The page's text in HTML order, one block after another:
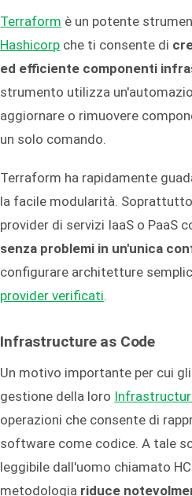
Terraform è un potente
Hashicorp che ti consente di
ed efficiente componenti
strumento utilizza
aggiornare o rimuovere
un solo comando.
Terraform ha rapidamente
la facile modularità.
provider di servizi IaaS o PaaS
senza problemi in un'unica
configurare architetture
provider verificati
Infrastructure as Code
Un motivo importante per cui
gestione della loro
operazioni che consente di
software come codice. A tale
leggibile dall'uomo chiamato
metodologia riduce